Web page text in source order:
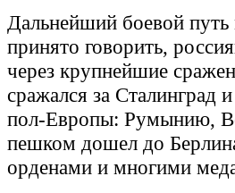
Дальнейший боевой путь
принято говорить,
через крупнейшие
сражался за Сталинград
пол-Европы: Румынию,
пешком дошел до
орденами и многими